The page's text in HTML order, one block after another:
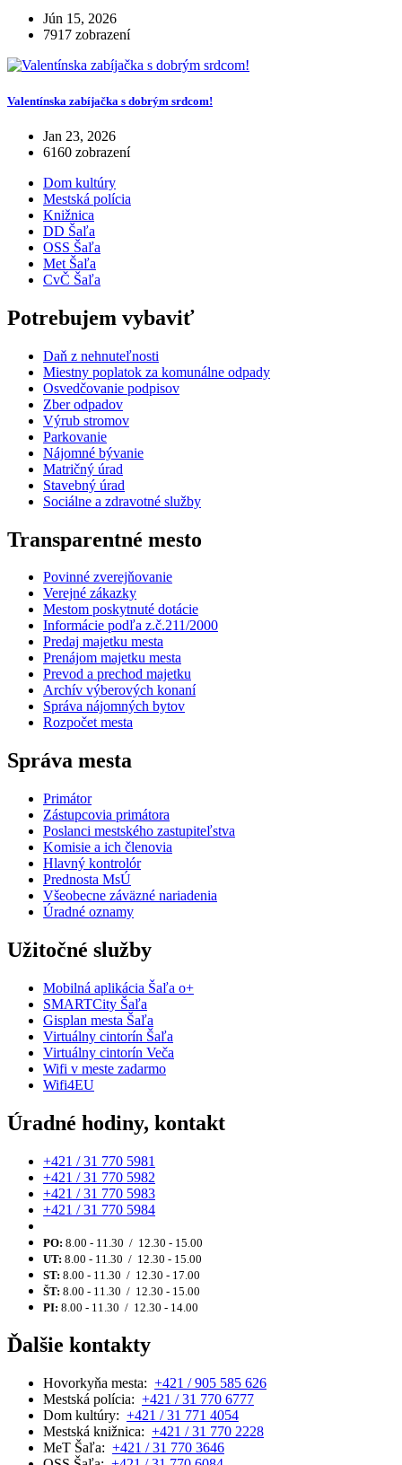
Jún 15, 2026
7917 zobrazení
Valentínska zabíjačka s dobrým srdcom!
Jan 23, 2026
6160 zobrazení
Dom kultúry
Mestská polícia
Knižnica
DD Šaľa
OSS Šaľa
Met Šaľa
CvČ Šaľa
Potrebujem vybaviť
Daň z nehnuteľnosti
Miestny poplatok za komunálne odpady
Osvedčovanie podpisov
Zber odpadov
Výrub stromov
Parkovanie
Nájomné bývanie
Matričný úrad
Stavebný úrad
Sociálne a zdravotné služby
Transparentné mesto
Povinné zverejňovanie
Verejné zákazky
Mestom poskytnuté dotácie
Informácie podľa z.č.211/2000
Predaj majetku mesta
Prenájom majetku mesta
Prevod a prechod majetku
Archív výberových konaní
Správa nájomných bytov
Rozpočet mesta
Správa mesta
Primátor
Zástupcovia primátora
Poslanci mestského zastupiteľstva
Komisie a ich členovia
Hlavný kontrolór
Prednosta MsÚ
Všeobecne záväzné nariadenia
Úradné oznamy
Užitočné služby
Mobilná aplikácia Šaľa o+
SMARTCity Šaľa
Gisplan mesta Šaľa
Virtuálny cintorín Šaľa
Virtuálny cintorín Veča
Wifi v meste zadarmo
Wifi4EU
Úradné hodiny, kontakt
+421 / 31 770 5981
+421 / 31 770 5982
+421 / 31 770 5983
+421 / 31 770 5984
PO: 8.00 - 11.30 / 12.30 - 15.00
UT: 8.00 - 11.30 / 12.30 - 15.00
ST: 8.00 - 11.30 / 12.30 - 17.00
ŠT: 8.00 - 11.30 / 12.30 - 15.00
PI: 8.00 - 11.30 / 12.30 - 14.00
Ďalšie kontakty
Hovorkyňa mesta: +421 / 905 585 626
Mestská polícia: +421 / 31 770 6777
Dom kultúry: +421 / 31 771 4054
Mestská knižnica: +421 / 31 770 2228
MeT Šaľa: +421 / 31 770 3646